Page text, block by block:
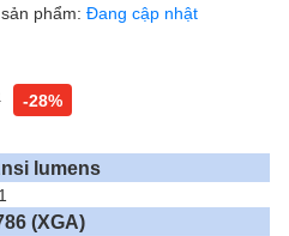
phẩm: Đang cập nhật
-28%
lumens
(XGA)